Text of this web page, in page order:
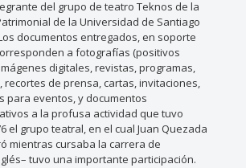
del grupo de teatro Teknos de la
de la Universidad de Santiago
documentos entregados, en soporte
a fotografías (positivos
digitales, revistas, programas,
recortes de prensa, cartas, invitaciones,
para eventos, y documentos
a la profusa actividad que tuvo
el grupo teatral, en el cual Juan Quezada
mientras cursaba la carrera de
tuvo una importante participación.